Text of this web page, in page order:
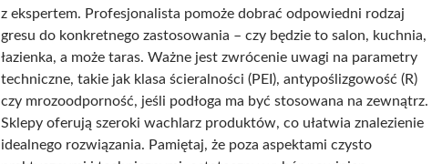
z ekspertem. Profesjonalista pomoże dobrać odpowiedni rodzaj
gresu do konkretnego zastosowania – czy będzie to salon, kuchnia,
łazienka, a może taras. Ważne jest zwrócenie uwagi na parametry
techniczne, takie jak klasa ścieralności (PEI), antypoślizgowość (R)
czy mrozoodporność, jeśli podłoga ma być stosowana na zewnątrz.
Sklepy oferują szeroki wachlarz produktów, co ułatwia znalezienie
idealnego rozwiązania. Pamiętaj, że poza aspektami czysto